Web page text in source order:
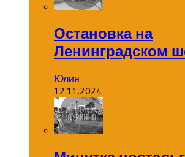
Остановка на
Ленинградском
Юлия
12.11.2024